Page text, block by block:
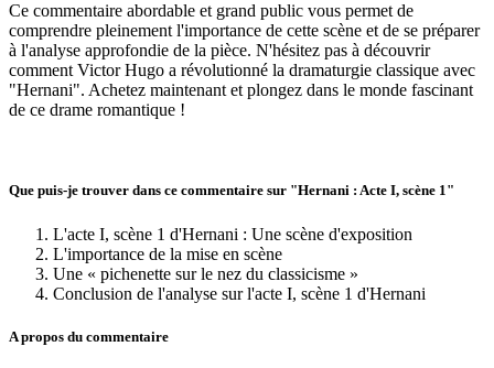
Ce commentaire abordable et grand public vous permet de
comprendre pleinement l'importance de cette scène et de se préparer
à l'analyse approfondie de la pièce. N'hésitez pas à découvrir
comment Victor Hugo a révolutionné la dramaturgie classique avec
"Hernani". Achetez maintenant et plongez dans le monde fascinant
de ce drame romantique !
Que puis-je trouver dans ce commentaire sur "Hernani : Acte I, scène 1"
L'acte I, scène 1 d'Hernani : Une scène d'exposition
L'importance de la mise en scène
Une « pichenette sur le nez du classicisme »
Conclusion de l'analyse sur l'acte I, scène 1 d'Hernani
A propos du commentaire